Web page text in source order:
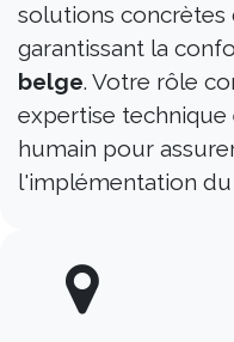
solutions concrètes
garantissant la
belge. Votre rôle
expertise
humain pour
l'implémentation du